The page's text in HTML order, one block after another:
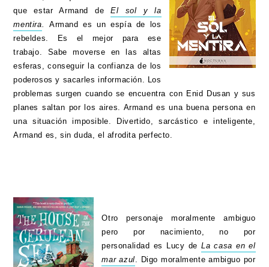
que estar Armand deEl sol y la
mentira. Armand es un espía de los
rebeldes. Es el mejor para ese
trabajo. Sabe moverse en las altas
esferas, conseguir la confianza de los
poderosos y sacarles información. Los
problemas surgen cuando se encuentra con Enid Dusan y sus
planes saltan por los aires. Armand es una buena persona en
una situación imposible. Divertido, sarcástico e inteligente,
Armand es, sin duda, el afrodita perfecto.
Otro personaje moralmente ambiguo
pero por nacimiento, no por
personalidad es Lucy deLa casa en el
mar azul. Digo moralmente ambiguo por